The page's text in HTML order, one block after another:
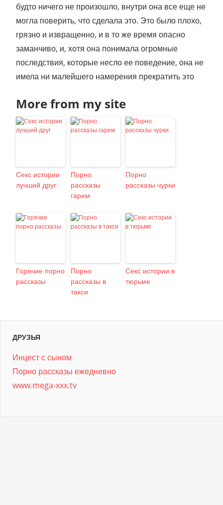
будто ничего не произошло, внутри она все еще не
могла поверить, что сделала это. Это было плохо,
грязно и извращенно, и в то же время опасно
заманчиво, и, хотя она понимала огромные
последствия, которые несло ее поведение, она не
имела ни малейшего намерения прекратить это
More from my site
Секс истории
лучший друг
Порно
рассказы
гарем
Порно
рассказы чурки
Горячие порно
рассказы
Порно
рассказы в
такси
Секс истории в
тюрьме
ДРУЗЬЯ
Инцест с сыном
Порно рассказы ежедневно
www.mega-xxx.tv